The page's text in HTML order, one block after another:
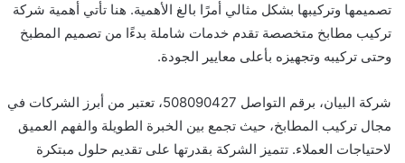
تصميمها وتركيبها بشكل مثالي أمرًا بالغ الأهمية. هنا تأتي أهمية شركة
تركيب مطابخ متخصصة تقدم خدمات شاملة بدءًا من تصميم المطبخ
وحتى تركيبه وتجهيزه بأعلى معايير الجودة.
شركة البيان، برقم التواصل 508090427، تعتبر من أبرز الشركات في
مجال تركيب المطابخ، حيث تجمع بين الخبرة الطويلة والفهم العميق
لاحتياجات العملاء. تتميز الشركة بقدرتها على تقديم حلول مبتكرة